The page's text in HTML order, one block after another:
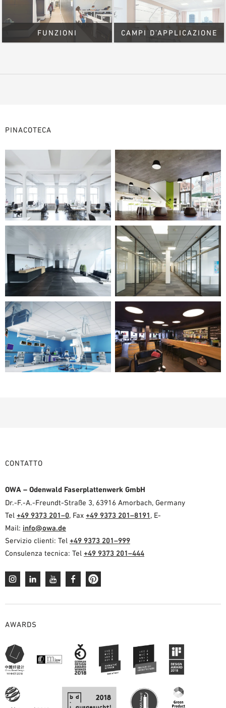
FUNZIONI CAMPI D’APPLICAZIONE
PINACOTECA
CONTATTO
OWA – Odenwald Faserplattenwerk GmbH
Dr.-F.-A.-Freundt-Straße 3, 63916 Amorbach, Germany
Tel +49 9373 201–0, Fax +49 9373 201–8191, E-
Mail: info@owa.de
Servizio clienti: Tel +49 9373 201–999
Consulenza tecnica: Tel +49 9373 201–444
AWARDS